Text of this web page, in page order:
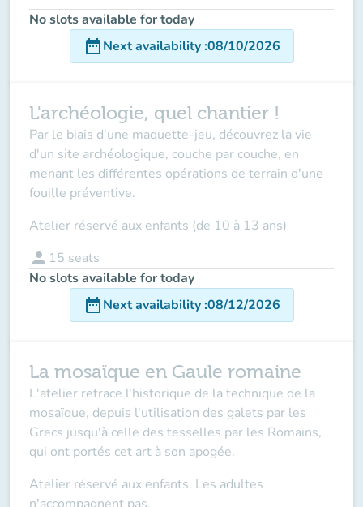
No slots available for today
date_rangeNext availability:08/10/2026
L'archéologie, quel chantier !
Par le biais d'une maquette-jeu, découvrez la vie
d'un site archéologique, couche par couche, en
menant les différentes opérations de terrain d'une
fouille préventive.
Atelier réservé aux enfants (de 10 à 13 ans)
person 15 seats
No slots available for today
date_rangeNext availability:08/12/2026
La mosaïque en Gaule romaine
L'atelier retrace l'historique de la technique de la
mosaïque, depuis l'utilisation des galets par les
Grecs jusqu'à celle des tesselles par les Romains,
qui ont portés cet art à son apogée.
Atelier réservé aux enfants. Les adultes